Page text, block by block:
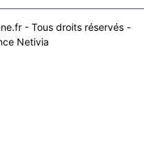
- Tous droits réservés -
Netivia